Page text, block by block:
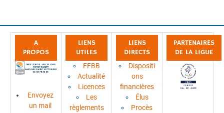
A
PROPOS
Envoyez
un mail
LIENS
UTILES
FFBB
Actualité
Licences
Les
règlements
LIENS
DIRECTS
Dispositi
ons
financières
Élus
Procès
PARTENAIRES
DE LA LIGUE